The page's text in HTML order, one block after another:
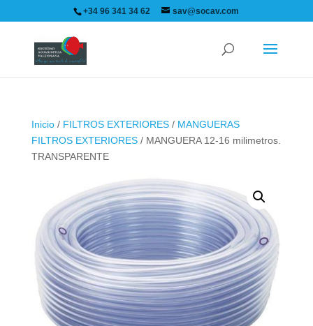
+34 96 341 34 62 sav@socav.com
Inicio/ FILTROS EXTERIORES/ MANGUERAS
FILTROS EXTERIORES/ MANGUERA 12-16 milimetros.
TRANSPARENTE